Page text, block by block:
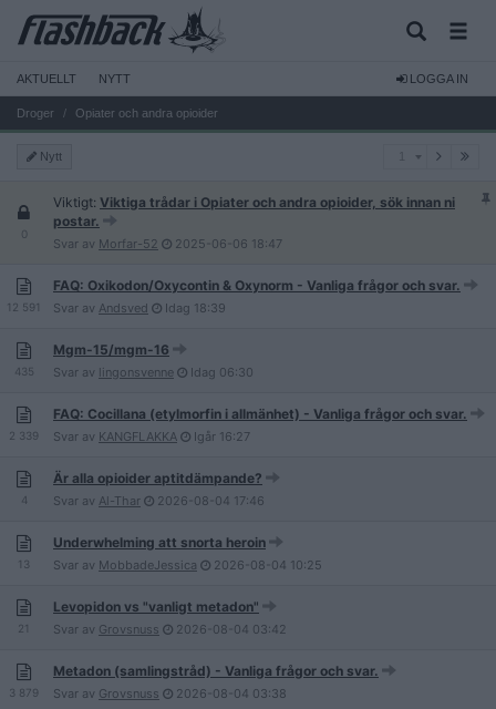
AKTUELLT NYTT LOGGA IN
Droger Opiater och andra opioider
Nytt
0
Viktigt: Viktiga trådar i Opiater och andra opioider, sök innan ni
postar.
Svar av Morfar-52 2025-06-06 18:47
12 591
FAQ: Oxikodon/Oxycontin & Oxynorm - Vanliga frågor och svar.
Svar av Andsved Idag 18:39
435
Mgm-15/mgm-16
Svar av lingonsvenne Idag 06:30
2 339
FAQ: Cocillana (etylmorfin i allmänhet) - Vanliga frågor och svar.
Svar av KANGFLAKKA Igår 16:27
4
Är alla opioider aptitdämpande?
Svar av Al-Thar 2026-08-04 17:46
13
Underwhelming att snorta heroin
Svar av MobbadeJessica 2026-08-04 10:25
21
Levopidon vs "vanligt metadon"
Svar av Grovsnuss 2026-08-04 03:42
3 879
Metadon (samlingstråd) - Vanliga frågor och svar.
Svar av Grovsnuss 2026-08-04 03:38